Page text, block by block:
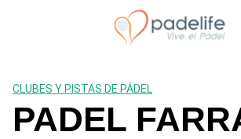
CLUBES Y PISTAS DE PÁDEL
PADEL